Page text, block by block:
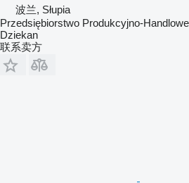
波兰, Słupia
Przedsiębiorstwo Produkcyjno-
Dziekan
联系卖方